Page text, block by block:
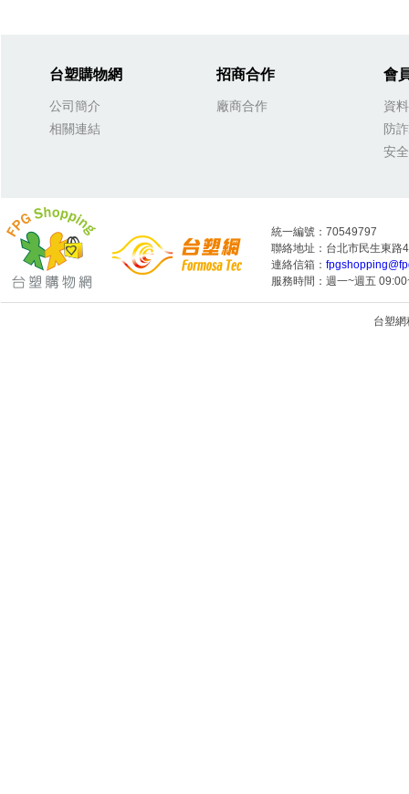
台塑購物網
公司簡介
相關連結
招商合作
廠商合作
會
資
防
安
統一編號：70549797
聯絡地址：台北市民生東路
連絡信箱：
服務時間：週一~週五
台塑